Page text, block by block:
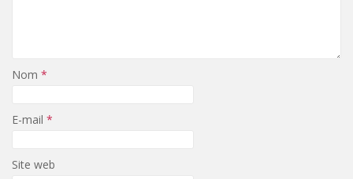
Nom *
E-mail *
Site web